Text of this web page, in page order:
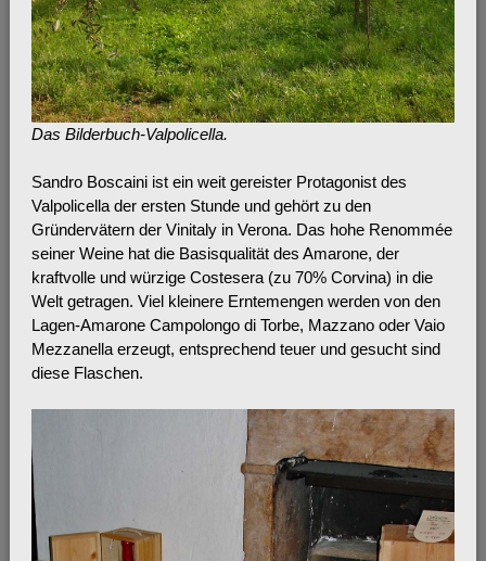
Das Bilderbuch-Valpolicella.
Sandro Boscaini ist ein weit gereister Protagonist des
Valpolicella der ersten Stunde und gehört zu den
Gründervätern der Vinitaly in Verona. Das hohe Renommée
seiner Weine hat die Basisqualität des Amarone, der
kraftvolle und würzige Costesera (zu 70% Corvina) in die
Welt getragen. Viel kleinere Erntemengen werden von den
Lagen-Amarone Campolongo di Torbe, Mazzano oder Vaio
Mezzanella erzeugt, entsprechend teuer und gesucht sind
diese Flaschen.